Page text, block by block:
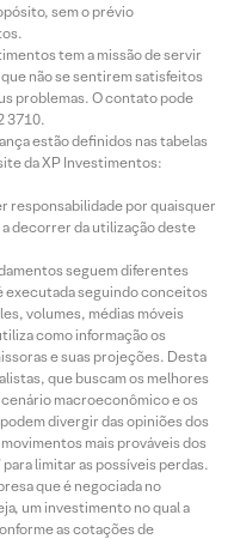
sem o prévio
tem a missão de servir
não se sentirem satisfeitos
problemas. O contato pode
3710.
estão definidos nas tabelas
da XP Investimentos:
responsabilidade por quaisquer
decorrer da utilização deste
seguem diferentes
executada seguindo conceitos
volumes, médias móveis
como informação os
e suas projeções. Desta
que buscam os melhores
macroeconômico e os
divergir das opiniões dos
mais prováveis dos
limitar as possíveis perdas.
que é negociada no
um investimento no qual a
as cotações de